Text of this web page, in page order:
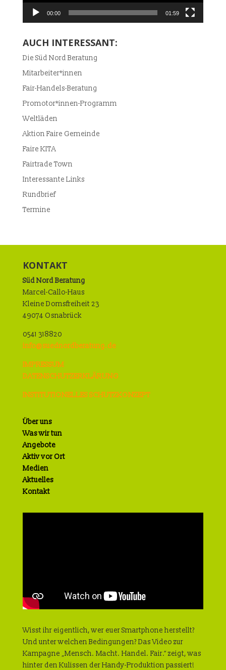
00:00 01:59
AUCH INTERESSANT:
Die Süd Nord Beratung
Mitarbeiter*innen
Fair-Handels-Beratung
Promotor*innen-Programm
Weltläden
Aktion Faire Gemeinde
Faire KITA
Fairtrade Town
Interessante Links
Rundbrief
Termine
KONTAKT
Süd Nord Beratung
Marcel-Callo-Haus
Kleine Domsfreiheit 23
49074 Osnabrück
0541 318820
info@suednordberatung.de
IMPRESSUM
DATENSCHUTZERKLÄRUNG
INSTITUTIONELLES SCHUTZKONZEPT
Über uns
Was wir tun
Angebote
Aktiv vor Ort
Medien
Aktuelles
Kontakt
Wisst ihr eigentlich, wer euer Smartphone herstellt?
Und unter welchen Bedingungen? Das Video zur
Kampagne „Mensch. Macht. Handel. Fair.“ zeigt, was
hinter den Kulissen der Handy-Produktion passiert!